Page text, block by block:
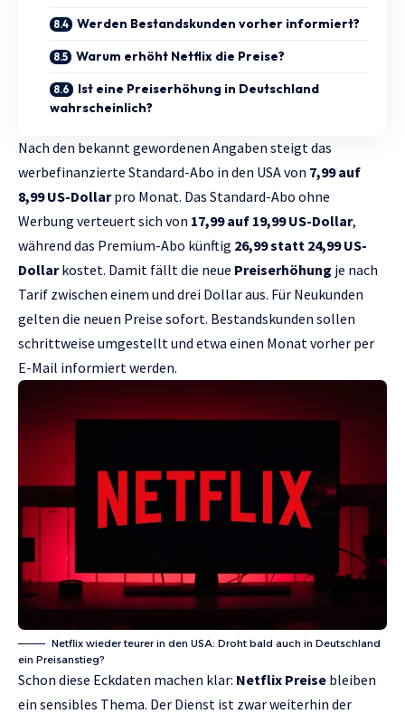
Werden Bestandskunden vorher informiert?
Warum erhöht Netflix die Preise?
Ist eine Preiserhöhung in Deutschland
wahrscheinlich?
Nach den bekannt gewordenen Angaben steigt das
werbefinanzierte Standard-Abo in den USA von 7,99 auf
8,99 US-Dollarpro Monat. Das Standard-Abo ohne
Werbung verteuert sich von 17,99 auf 19,99 US-Dollar,
während das Premium-Abo künftig 26,99 statt 24,99 US-
Dollarkostet. Damit fällt die neue Preiserhöhung je nach
Tarif zwischen einem und drei Dollar aus. Für Neukunden
gelten die neuen Preise sofort. Bestandskunden sollen
schrittweise umgestellt und etwa einen Monat vorher per
E-Mail informiert werden.
Netflix wieder teurer in den USA: Droht bald auch in Deutschland
ein Preisanstieg?
Schon diese Eckdaten machen klar: Netflix Preise bleiben
ein sensibles Thema. Der Dienst ist zwar weiterhin der